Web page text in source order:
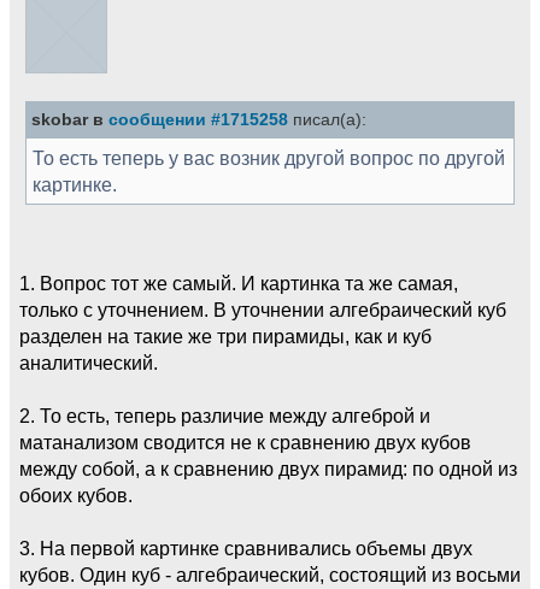
skobar в сообщении #1715258 писал(а):
То есть теперь у вас возник другой вопрос по другой
картинке.
1. Вопрос тот же самый. И картинка та же самая,
только с уточнением. В уточнении алгебраический куб
разделен на такие же три пирамиды, как и куб
аналитический.
2. То есть, теперь различие между алгеброй и
матанализом сводится не к сравнению двух кубов
между собой, а к сравнению двух пирамид: по одной из
обоих кубов.
3. На первой картинке сравнивались объемы двух
кубов. Один куб - алгебраический, состоящий из восьми